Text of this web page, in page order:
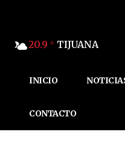
20.9 C TIJUANA
INICIO
CONTACTO